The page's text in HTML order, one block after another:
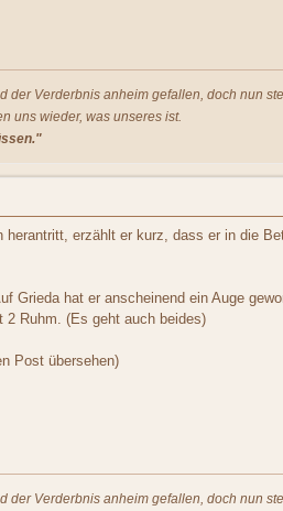
Verderbnis anheim gefallen, doch nun
uns wieder, was unseres ist.
erzählt er kurz, dass er in die
Grieda hat er anscheinend ein Auge
2 Ruhm. (Es geht auch beides)
Post übersehen)
Verderbnis anheim gefallen, doch nun